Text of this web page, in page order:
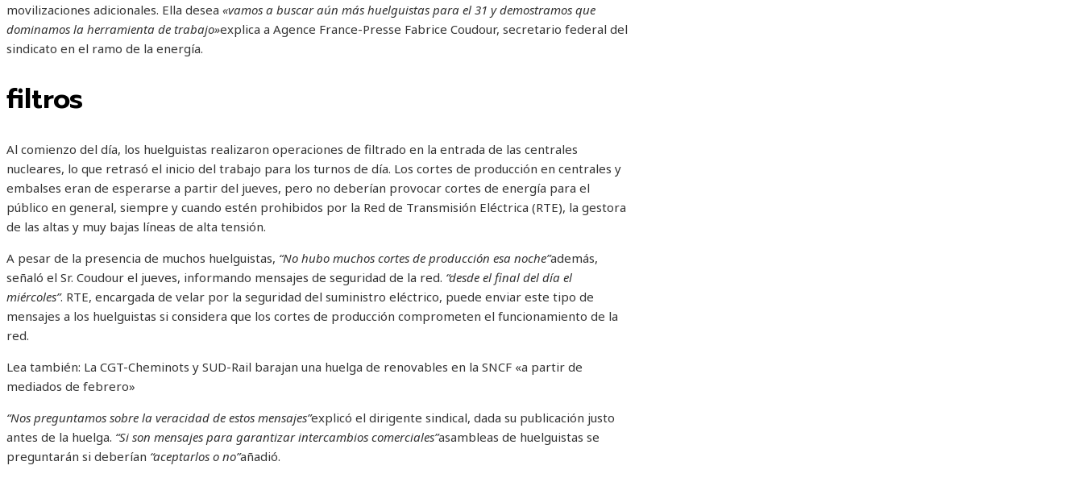
movilizaciones adicionales. Ella desea «vamos a buscar aún más huelguistas para el 31 y demostramos que
dominamos la herramienta de trabajo»explica a Agence France-Presse Fabrice Coudour, secretario federal del
sindicato en el ramo de la energía.
filtros
Al comienzo del día, los huelguistas realizaron operaciones de filtrado en la entrada de las centrales
nucleares, lo que retrasó el inicio del trabajo para los turnos de día. Los cortes de producción en centrales y
embalses eran de esperarse a partir del jueves, pero no deberían provocar cortes de energía para el
público en general, siempre y cuando estén prohibidos por la Red de Transmisión Eléctrica (RTE), la gestora
de las altas y muy bajas líneas de alta tensión.
A pesar de la presencia de muchos huelguistas, “No hubo muchos cortes de producción esa noche”además,
señaló el Sr. Coudour el jueves, informando mensajes de seguridad de la red. “desde el final del día el
miércoles”. RTE, encargada de velar por la seguridad del suministro eléctrico, puede enviar este tipo de
mensajes a los huelguistas si considera que los cortes de producción comprometen el funcionamiento de la
red.
Lea también: La CGT-Cheminots y SUD-Rail barajan una huelga de renovables en la SNCF «a partir de
mediados de febrero»
“Nos preguntamos sobre la veracidad de estos mensajes”explicó el dirigente sindical, dada su publicación justo
antes de la huelga. “Si son mensajes para garantizar intercambios comerciales”asambleas de huelguistas se
preguntarán si deberían “aceptarlos o no”añadió.